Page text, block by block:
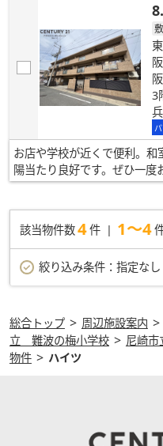
3
お店や学校が近くで便利。和
陽当たり良好です。ぜひ一度
該当物件数4件 1～4
絞り込み条件： 指定なし
総合トップ > 周辺施設案内 >
立 難波の梅小学校 > 尼崎
物件 > ハイツ